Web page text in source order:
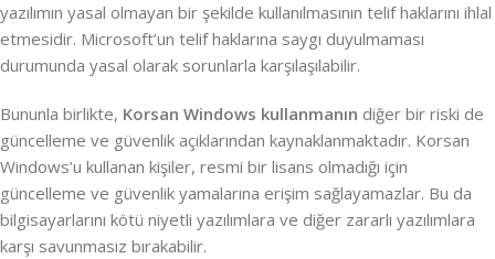
yazılımın yasal olmayan bir şekilde kullanılmasının telif haklarını ihlal
etmesidir. Microsoft’un telif haklarına saygı duyulmaması
durumunda yasal olarak sorunlarla karşılaşılabilir.
Bununla birlikte, Korsan Windows kullanmanın diğer bir riski de
güncelleme ve güvenlik açıklarından kaynaklanmaktadır. Korsan
Windows’u kullanan kişiler, resmi bir lisans olmadığı için
güncelleme ve güvenlik yamalarına erişim sağlayamazlar. Bu da
bilgisayarlarını kötü niyetli yazılımlara ve diğer zararlı yazılımlara
karşı savunmasız bırakabilir.